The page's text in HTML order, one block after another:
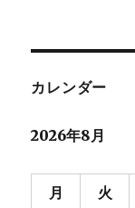
ン
カレンダー
2026年8月
月 火